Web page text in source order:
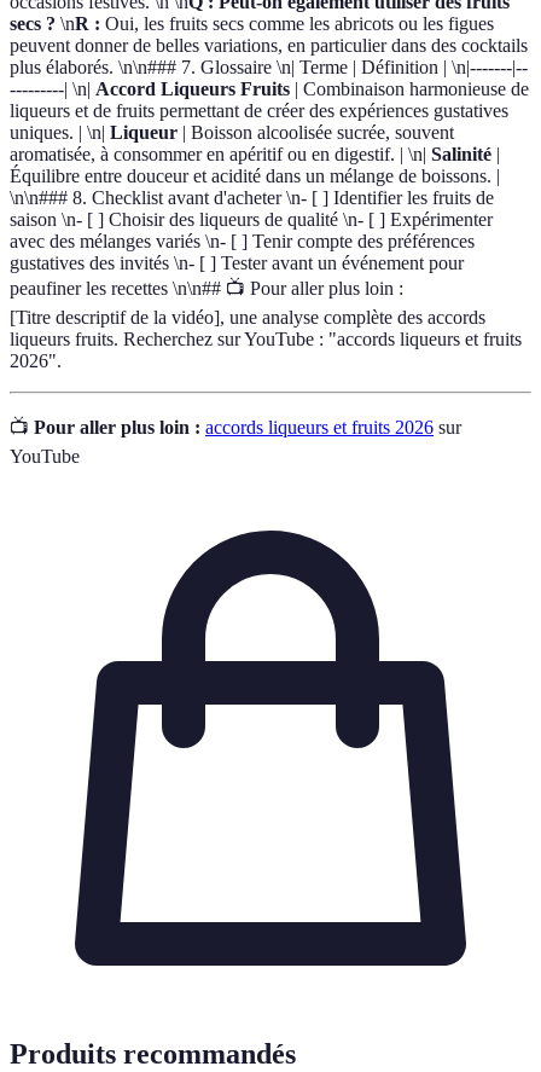
secs ? \nR : Oui, les fruits secs comme les abricots ou les figues
peuvent donner de belles variations, en particulier dans des cocktails
plus élaborés. \n\n### 7. Glossaire \n| Terme | Définition | \n|-------|--
---------| \n| Accord Liqueurs Fruits | Combinaison harmonieuse de
liqueurs et de fruits permettant de créer des expériences gustatives
uniques. | \n| Liqueur | Boisson alcoolisée sucrée, souvent
aromatisée, à consommer en apéritif ou en digestif. | \n| Salinité |
Équilibre entre douceur et acidité dans un mélange de boissons. |
\n\n### 8. Checklist avant d'acheter \n- [ ] Identifier les fruits de
saison \n- [ ] Choisir des liqueurs de qualité \n- [ ] Expérimenter
avec des mélanges variés \n- [ ] Tenir compte des préférences
gustatives des invités \n- [ ] Tester avant un événement pour
peaufiner les recettes \n\n## 📺 Pour aller plus loin :
[Titre descriptif de la vidéo], une analyse complète des accords
liqueurs fruits. Recherchez sur YouTube : "accords liqueurs et fruits
2026".
📺 Pour aller plus loin : accords liqueurs et fruits 2026 sur
YouTube
Produits recommandés